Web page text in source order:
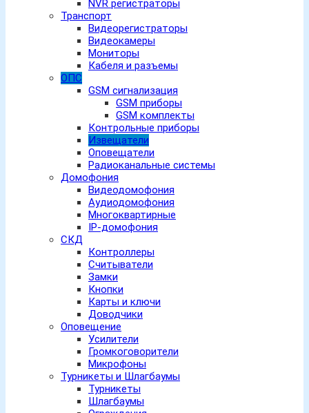
NVR регистраторы
Транспорт
Видеорегистраторы
Видеокамеры
Мониторы
Кабеля и разъемы
ОПС
GSM сигнализация
GSM приборы
GSM комплекты
Контрольные приборы
Извещатели
Оповещатели
Радиоканальные системы
Домофония
Видеодомофония
Аудиодомофония
Многоквартирные
IP-домофония
СКД
Контроллеры
Считыватели
Замки
Кнопки
Карты и ключи
Доводчики
Оповещение
Усилители
Громкоговорители
Микрофоны
Турникеты и Шлагбаумы
Турникеты
Шлагбаумы